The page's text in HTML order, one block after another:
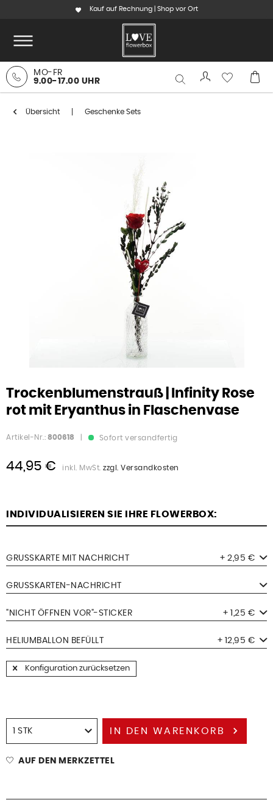
Kauf auf Rechnung | Shop vor Ort
MO-FR
9.00-17.00 UHR
Übersicht Geschenke Sets
Trockenblumenstrauß | Infinity Rose
rot mit Eryanthus in Flaschenvase
Artikel-Nr.: 800618 Sofort versandfertig
44,95 € inkl. MwSt. zzgl. Versandkosten
INDIVIDUALISIEREN SIE IHRE FLOWERBOX:
GRUSSKARTE MIT NACHRICHT + 2,95 €
GRUSSKARTEN-NACHRICHT
"NICHT ÖFFNEN VOR"-STICKER + 1,25 €
HELIUMBALLON BEFÜLLT + 12,95 €
Konfiguration zurücksetzen
IN DEN WARENKORB
AUF DEN MERKZETTEL